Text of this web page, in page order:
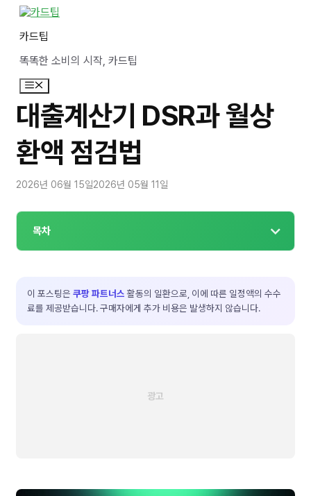
카드팁
똑똑한 소비의 시작, 카드팁
메
뉴
대출계산기 DSR과 월상
환액 점검법
2026년 06월 15일2026년 05월 11일
목차
이 포스팅은 쿠팡 파트너스 활동의 일환으로, 이에 따른 일정액의 수수
료를 제공받습니다. 구매자에게 추가 비용은 발생하지 않습니다.